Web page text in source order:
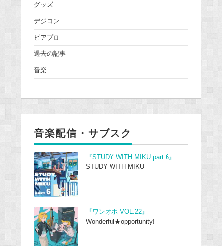
グッズ
デジコン
ピアプロ
過去の記事
音楽
音楽配信・サブスク
『STUDY WITH MIKU part 6』
STUDY WITH MIKU
『ワンオポ VOL.22』
Wonderful★opportunity!